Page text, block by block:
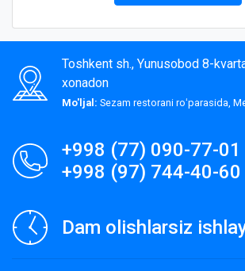
Toshkent sh., Yunusobod 8-
xonadon
Mo'ljal: Sezam restorani roʻparasida,
+998 (77) 090-77-01
+998 (97) 744-40-60
Dam olishlarsiz